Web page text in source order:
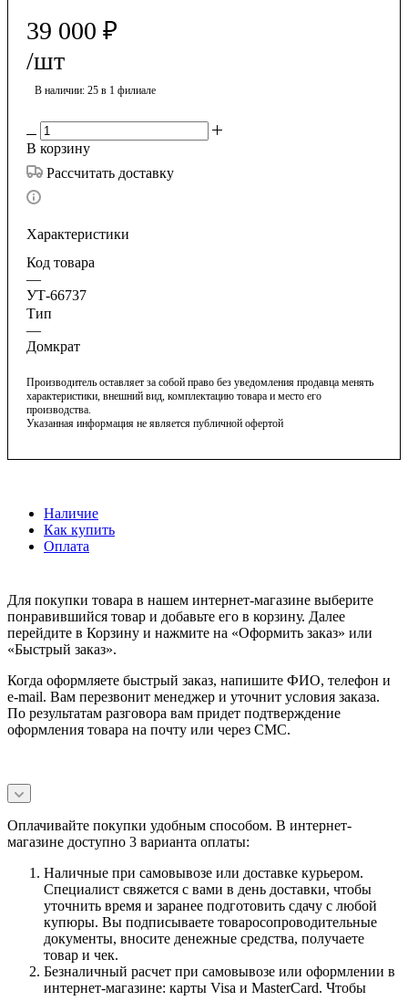
39 000 ₽
/шт
В наличии: 25 в 1 филиале
В корзину
Рассчитать доставку
Характеристики
Код товара
—
УТ-66737
Тип
—
Домкрат
Производитель оставляет за собой право без уведомления продавца менять
характеристики, внешний вид, комплектацию товара и место его
производства.
Указанная информация не является публичной офертой
Наличие
Как купить
Оплата
Для покупки товара в нашем интернет-магазине выберите
понравившийся товар и добавьте его в корзину. Далее
перейдите в Корзину и нажмите на «Оформить заказ» или
«Быстрый заказ».
Когда оформляете быстрый заказ, напишите ФИО, телефон и
e-mail. Вам перезвонит менеджер и уточнит условия заказа.
По результатам разговора вам придет подтверждение
оформления товара на почту или через СМС.
Оплачивайте покупки удобным способом. В интернет-
магазине доступно 3 варианта оплаты:
Наличные при самовывозе или доставке курьером.
Специалист свяжется с вами в день доставки, чтобы
уточнить время и заранее подготовить сдачу с любой
купюры. Вы подписываете товаросопроводительные
документы, вносите денежные средства, получаете
товар и чек.
Безналичный расчет при самовывозе или оформлении в
интернет-магазине: карты Visa и MasterCard. Чтобы